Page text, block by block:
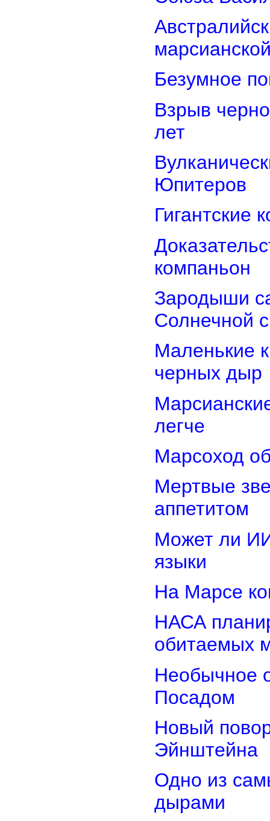
Безумное
Взрыв
лет
Юпитеров
Гигантские
компаньон
Зародыши
Солнечной
Маленькие
черных дыр
легче
Марсоход
Мертвые
аппетитом
Может ли
языки
На Марсе
НАСА
обитаемых
Необычное
Посадом
Новый
Эйнштейна
Одно из
дырами